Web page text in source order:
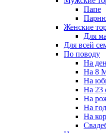
Папе
Женские
Для
Для всей
По поводу
На
На 8
На
На 23
На
На
На